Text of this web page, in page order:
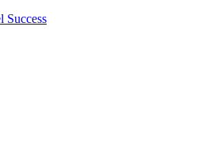
Success